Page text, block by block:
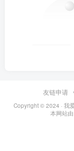
友链申请
Copyright © 2024 · 我
本网站由